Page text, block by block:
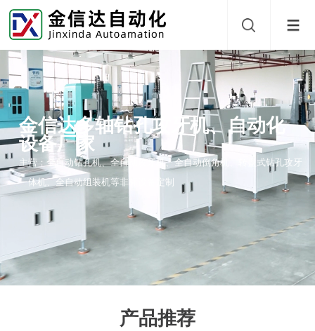
金信达多轴钻孔攻牙机、自动化
设备厂家
主营：全自动钻孔机、全自动攻牙机、全自动倒角机、转盘式钻孔攻牙
一体机、全自动组装机等非标设备定制
产品推荐